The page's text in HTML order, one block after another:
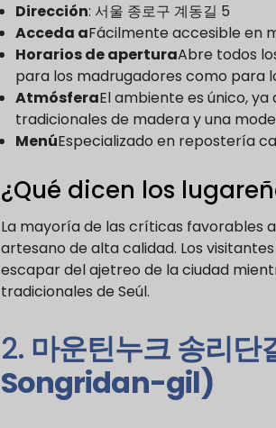
Dirección: 서울 종로구 계동길 5
Acceda aFácilmente accesible en
Horarios de aperturaAbre todos
para los madrugadores como para
AtmósferaEl ambiente es único,
tradicionales de madera y una
MenúEspecializado en repostería
¿Qué dicen los
La mayoría de las críticas favorables
artesano de alta calidad. Los
escapar del ajetreo de la ciudad
tradicionales de Seúl.
2. 마운틴누크 송리
Songridan-gil)